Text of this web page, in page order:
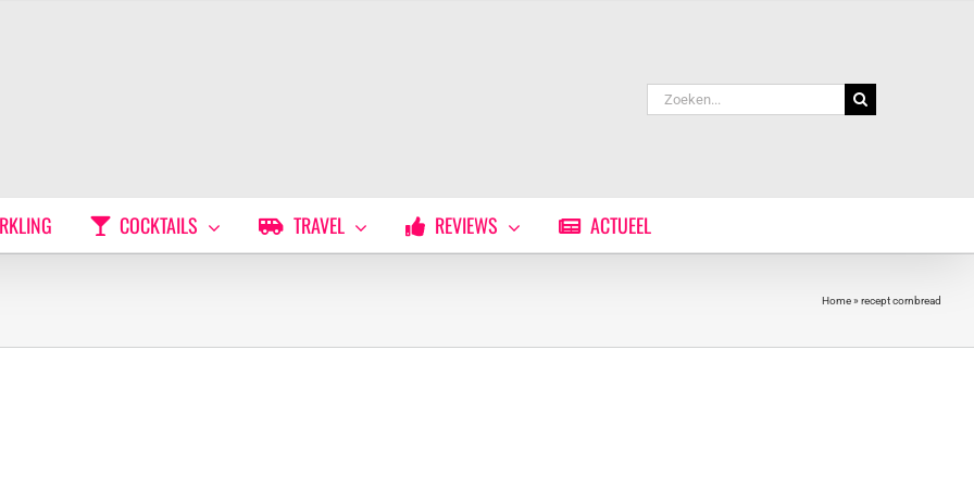
Zoeken
naar:
COCKTAILS TRAVEL REVIEWS ACTUEEL
Home» recept cornbread